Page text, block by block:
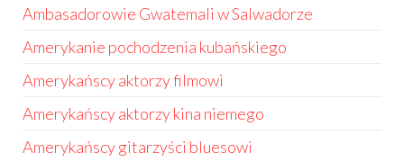
Ambasadorowie Gwatemali w Salwadorze
Amerykanie pochodzenia kubańskiego
Amerykańscy aktorzy filmowi
Amerykańscy aktorzy kina niemego
Amerykańscy gitarzyści bluesowi